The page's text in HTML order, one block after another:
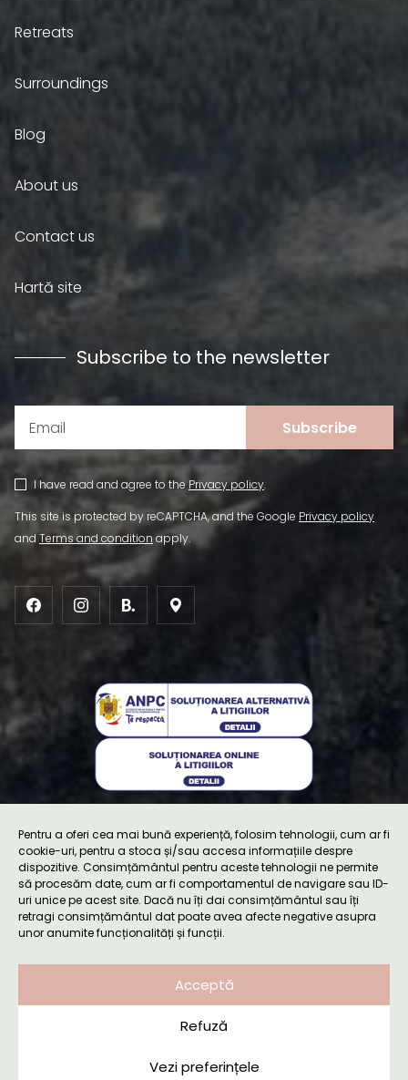
Pentru a oferi cea mai bună experiență, folosim tehnologii, cum ar fi
cookie-uri, pentru a stoca și/sau accesa informațiile despre
dispozitive. Consimțământul pentru aceste tehnologii ne permite
să procesăm date, cum ar fi comportamentul de navigare sau ID-
uri unice pe acest site. Dacă nu îți dai consimțământul sau îți
retragi consimțământul dat poate avea afecte negative asupra
unor anumite funcționalități și funcții.
Acceptă
Refuză
Vezi preferințele
Booking request
Retreats
Surroundings
Blog
About us
Contact us
Hartă site
Subscribe to the newsletter
Subscribe
I have read and agree to the Privacy policy.
This site is protected by reCAPTCHA, and the Google Privacy policy
and Terms and conditionapply.
Privacy policy
Cookie policy
Terms and conditions
Cookie settings
Website created and maintained byKooperativa